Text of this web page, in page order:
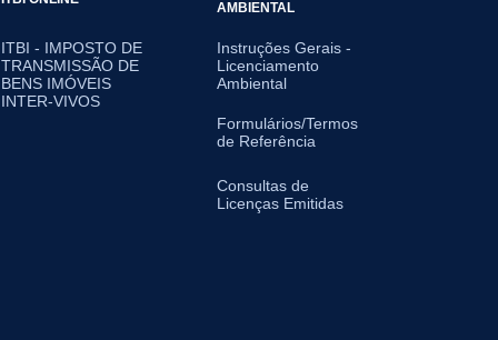
ITBI - IMPOSTO DE
TRANSMISSÃO DE
BENS IMÓVEIS
INTER-VIVOS
AMBIENTAL
Instruções Gerais -
Licenciamento
Ambiental
Formulários/Termos
de Referência
Consultas de
Licenças Emitidas